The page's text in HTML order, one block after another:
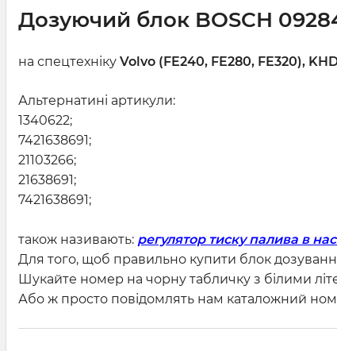
Дозуючий блок BOSCH
на спецтехніку Volvo (FE240, FE280, FE320),
Альтернатині артикули:
1340622;
7421638691;
21103266;
21638691;
7421638691;
також називають: регулятор тиску палива в
Для того, щоб правильно купити блок
Шукайте номер на чорну табличку з білими
Або ж просто повідомлять нам каталожний